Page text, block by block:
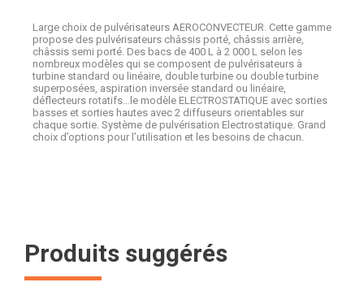
Large choix de pulvérisateurs AEROCONVECTEUR. Cette gamme
propose des pulvérisateurs châssis porté, châssis arrière,
châssis semi porté. Des bacs de 400 L à 2 000 L selon les
nombreux modèles qui se composent de pulvérisateurs à
turbine standard ou linéaire, double turbine ou double turbine
superposées, aspiration inversée standard ou linéaire,
déflecteurs rotatifs…le modèle ELECTROSTATIQUE avec sorties
basses et sorties hautes avec 2 diffuseurs orientables sur
chaque sortie. Système de pulvérisation Electrostatique. Grand
choix d’options pour l’utilisation et les besoins de chacun.
Produits suggérés